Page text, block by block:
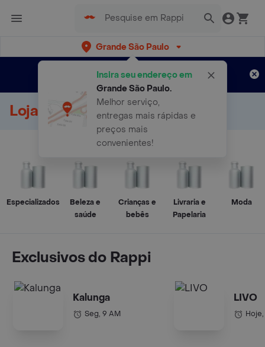
Grande São Paulo
Insira seu endereço em
Grande São Paulo.
Melhor serviço,
entregas mais rápidas e
preços mais
convenientes!
Entregas grátis por 15 dias!
Aplicam T&C
Loja Online
Especializados
Beleza e
saúde
Crianças e
bebês
Livraria e
Papelaria
Moda
Exclusivos do Rappi
Kalunga
Seg, 9 AM
LIVO
Hoje,